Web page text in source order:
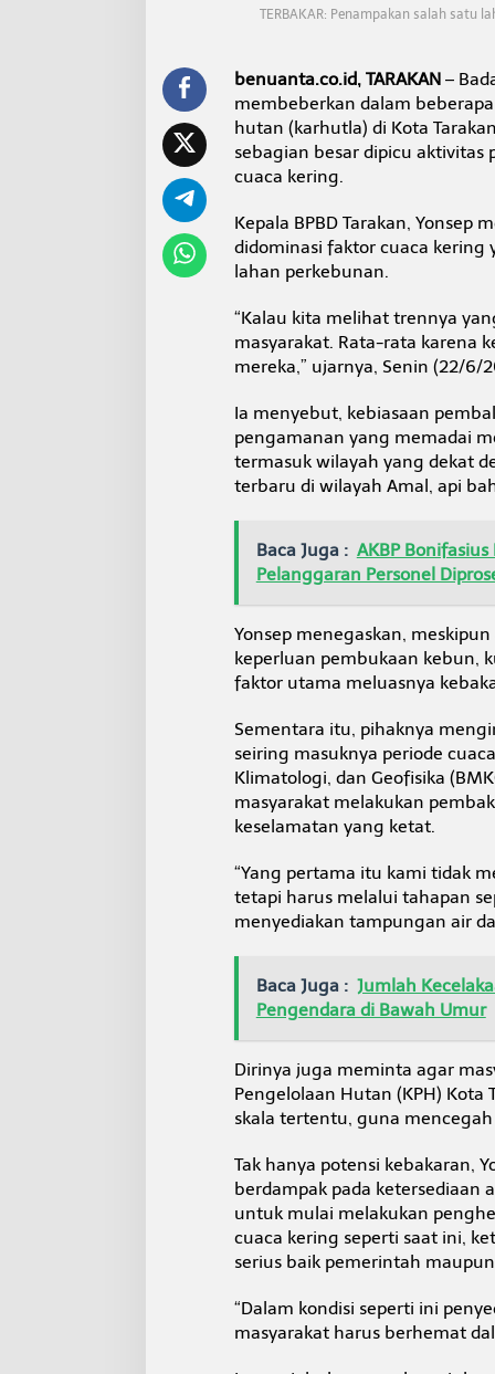
d
r
a
k
a
TERBAKAR: Penampakan salah satu
benuanta.co.id, TARAKAN–
membeberkan dalam
hutan (karhutla) di Kota
sebagian besar dipicu aktivitas
cuaca kering.
Kepala BPBD Tarakan, Yonsep
didominasi faktor cuaca
lahan perkebunan.
“Kalau kita melihat trennya
masyarakat. Rata-rata karena
mereka,” ujarnya, Senin (22/6/
Ia menyebut, kebiasaan
pengamanan yang memadai
termasuk wilayah yang dekat
terbaru di wilayah Amal, api
Baca Juga : AKBP
Pelanggaran Personel
Yonsep menegaskan,
keperluan pembukaan kebun,
faktor utama meluasnya
Sementara itu, pihaknya
seiring masuknya periode
Klimatologi, dan Geofisika
masyarakat melakukan
keselamatan yang ketat.
“Yang pertama itu kami tidak
tetapi harus melalui tahapan
menyediakan tampungan air
Baca Juga : Jumlah
Pengendara di Bawah Umur
Dirinya juga meminta agar
Pengelolaan Hutan (KPH)
skala tertentu, guna
Tak hanya potensi kebakaran,
berdampak pada ketersediaan
untuk mulai melakukan
cuaca kering seperti saat ini,
serius baik pemerintah
“Dalam kondisi seperti ini
masyarakat harus berhemat